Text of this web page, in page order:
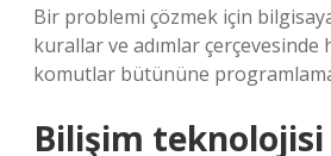
Bir problemi çözmek için
kurallar ve adımlar çerçevesinde
komutlar bütününe
Bilişim teknolojisi